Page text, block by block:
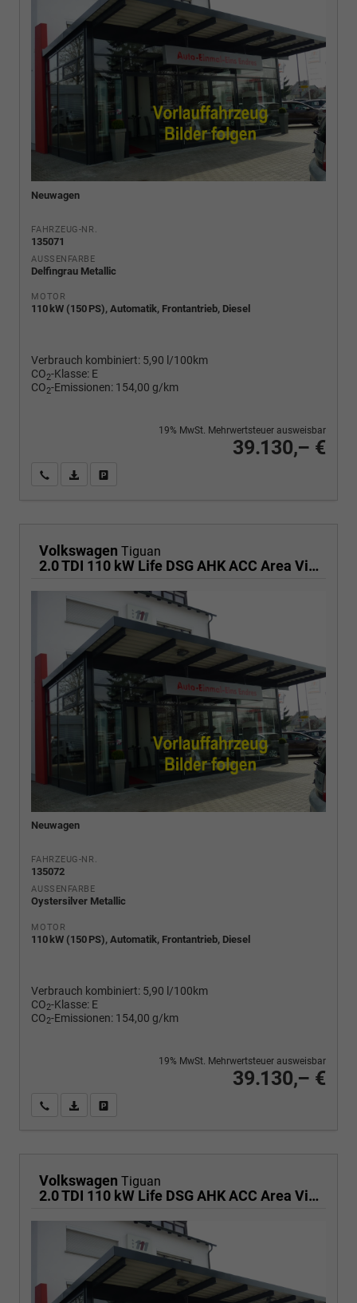
Neuwagen
FAHRZEUG-NR.
135071
AUSSENFARBE
Delfingrau Metallic
MOTOR
110 kW (150 PS), Automatik, Frontantrieb, Diesel
Verbrauch kombiniert: 5,90 l/100km
CO2-Klasse: E
CO2-Emissionen: 154,00 g/km
39.130,– €
19% MwSt. Mehrwertsteuer ausweisbar
Wir rufen Sie anPDF-Fahrzeugexposé drucken
Volkswagen Tiguan
2.0 TDI 110 kW Life DSG AHK ACC Area View Travel
Neuwagen
FAHRZEUG-NR.
135072
AUSSENFARBE
Oystersilver Metallic
MOTOR
110 kW (150 PS), Automatik, Frontantrieb, Diesel
Verbrauch kombiniert: 5,90 l/100km
CO2-Klasse: E
CO2-Emissionen: 154,00 g/km
39.130,– €
19% MwSt. Mehrwertsteuer ausweisbar
Wir rufen Sie anPDF-Fahrzeugexposé drucken
Volkswagen Tiguan
2.0 TDI 110 kW Life DSG AHK ACC Area View Travel